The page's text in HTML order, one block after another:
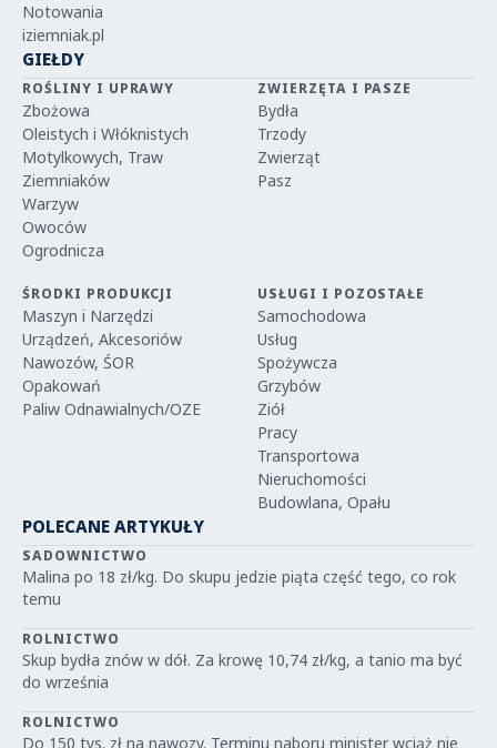
Notowania
iziemniak.pl
GIEŁDY
ROŚLINY I UPRAWY
Zbożowa
Oleistych i Włóknistych
Motylkowych, Traw
Ziemniaków
Warzyw
Owoców
Ogrodnicza
ZWIERZĘTA I PASZE
Bydła
Trzody
Zwierząt
Pasz
ŚRODKI PRODUKCJI
Maszyn i Narzędzi
Urządzeń, Akcesoriów
Nawozów, ŚOR
Opakowań
Paliw Odnawialnych/OZE
USŁUGI I POZOSTAŁE
Samochodowa
Usług
Spożywcza
Grzybów
Ziół
Pracy
Transportowa
Nieruchomości
Budowlana, Opału
POLECANE ARTYKUŁY
SADOWNICTWO
Malina po 18 zł/kg. Do skupu jedzie piąta część tego, co rok
temu
ROLNICTWO
Skup bydła znów w dół. Za krowę 10,74 zł/kg, a tanio ma być
do września
ROLNICTWO
Do 150 tys. zł na nawozy. Terminu naboru minister wciąż nie